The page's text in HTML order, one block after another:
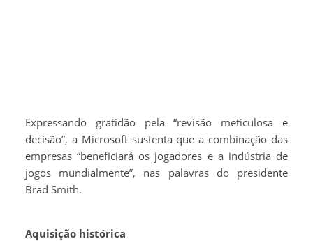
Expressando gratidão pela “revisão meticulosa e
decisão”, a Microsoft sustenta que a combinação das
empresas “beneficiará os jogadores e a indústria de
jogos mundialmente”, nas palavras do presidente
Brad Smith.
Aquisição histórica